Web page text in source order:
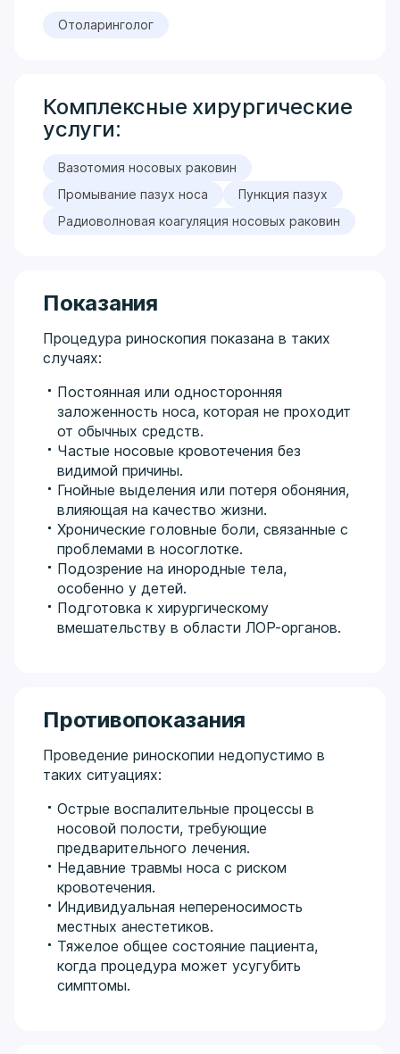
Отоларинголог
Комплексные хирургические
услуги:
Вазотомия носовых раковин
Промывание пазух носа
Пункция пазух
Радиоволновая коагуляция носовых раковин
Показания
Процедура риноскопия показана в таких
случаях:
Постоянная или односторонняя
заложенность носа, которая не проходит
от обычных средств.
Частые носовые кровотечения без
видимой причины.
Гнойные выделения или потеря обоняния,
влияющая на качество жизни.
Хронические головные боли, связанные с
проблемами в носоглотке.
Подозрение на инородные тела,
особенно у детей.
Подготовка к хирургическому
вмешательству в области ЛОР-органов.
Противопоказания
Проведение риноскопии недопустимо в
таких ситуациях:
Острые воспалительные процессы в
носовой полости, требующие
предварительного лечения.
Недавние травмы носа с риском
кровотечения.
Индивидуальная непереносимость
местных анестетиков.
Тяжелое общее состояние пациента,
когда процедура может усугубить
симптомы.